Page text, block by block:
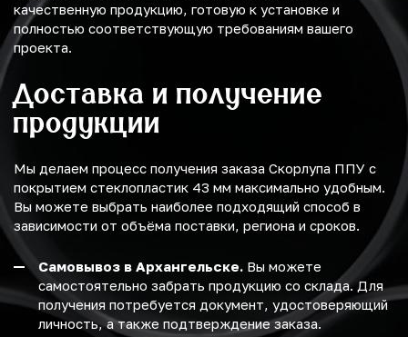
качественную продукцию, готовую к установке и
полностью соответствующую требованиям вашего
проекта.
Доставка и получение
продукции
Мы делаем процесс получения заказа Скорлупа ППУ с
покрытием стеклопластик 43 мм максимально удобным.
Вы можете выбрать наиболее подходящий способ в
зависимости от объёма поставки, региона и сроков.
Самовывоз в Архангельске. Вы можете
самостоятельно забрать продукцию со склада. Для
получения потребуется документ, удостоверяющий
личность, а также подтверждение заказа.